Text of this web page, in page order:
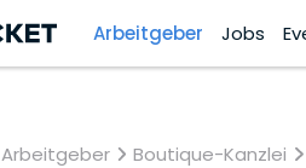
Arbeitgeber Jobs
Arbeitgeber Boutique-Kanzlei